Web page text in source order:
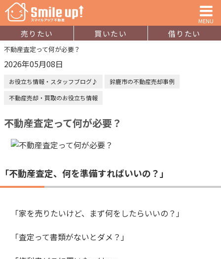
MENU
売りたい 買いたい 借りたい
不動産査定って何が必要？
2026年05月08日
お役立ち情報・スタッフブログ♪
鈴鹿市の不動産売却事例
不動産売却・買取のお役立ち情報
不動産査定って何が必要？
「不動産査定、何を準備すればいいの？」
「家を売りたいけど、まず何をしたらいいの？」
「査定って書類がないとダメ？」